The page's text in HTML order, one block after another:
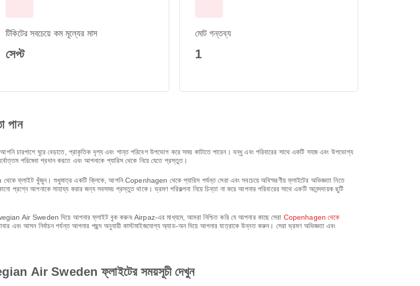
টিকিটের সবচেয়ে কম মূল্যের মাস
সেপ্ট
মোট গন্তব্য
1
পান
চারপাশে ঘুরে বেড়াতে, প্রাকৃতিক দৃশ্য এবং শান্ত পরিবেশ উপভোগ করে সময় কাটাতে পারেন। বন্ধু এবং পরিবারের সাথে একটি সহজ এবং উপভোগ্য
পরিষেবা প্রদান করতে এবং আপনাকে প্যারিস থেকে নিয়ে যেতে প্রস্তুত।
ফ্লাইট খুঁজুন। শুধুমাত্র একটি ক্লিকে, আপনি Copenhagen থেকে প্যারিস পর্যন্ত সেরা এবং সবচেয়ে অবিস্মরণীয় ফ্লাইটের অভিজ্ঞতা নিতে
প্রশ্নে আপনাকে সাহায্য করার জন্য সবসময় প্রস্তুত থাকে। ভ্রমণ পরিকল্পনা নিয়ে চিন্তা না করে আপনার পরিবারের সাথে একটি আনন্দদায়ক ছুটি
Air Sweden দিয়ে আপনার ফ্লাইট বুক করুন৷ Airpaz-এর মাধ্যমে, আমরা নিশ্চিত করি যে আপনার কাছে সেরা Copenhagen থেকে
এবং আসন নির্বাচন পর্যন্ত আপনার পছন্দ অনুযায়ী কাস্টমাইজযোগ্য অ্যাড-অন দিয়ে আপনার যাত্রাকে উন্নত করুন। সেরা ভ্রমণ অভিজ্ঞতা এবং
Air Sweden ফ্লাইটের সময়সূচী দেখুন